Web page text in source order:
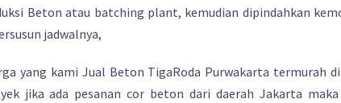
Beton atau batching plant, kemudian dipindahkan
jadwalnya,
yang kami Jual Beton TigaRoda Purwakarta termurah
jika ada pesanan cor beton dari daerah Jakarta